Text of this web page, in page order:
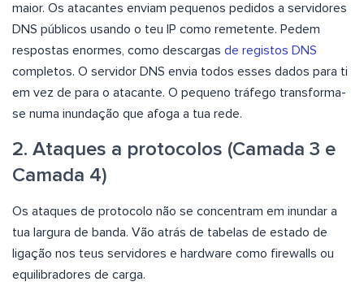
maior. Os atacantes enviam pequenos pedidos a servidores
DNS públicos usando o teu IP como remetente. Pedem
respostas enormes, como descargas de registos DNS
completos. O servidor DNS envia todos esses dados para ti
em vez de para o atacante. O pequeno tráfego transforma-
se numa inundação que afoga a tua rede.
2. Ataques a protocolos (Camada 3 e
Camada 4)
Os ataques de protocolo não se concentram em inundar a
tua largura de banda. Vão atrás de tabelas de estado de
ligação nos teus servidores e hardware como firewalls ou
equilibradores de carga.